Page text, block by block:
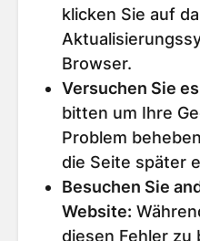
klicken Sie auf
Browser.
Versuchen Sie
bitten um Ihre
Problem
die Seite später
Besuchen Sie
Website:
diesen Fehler zu